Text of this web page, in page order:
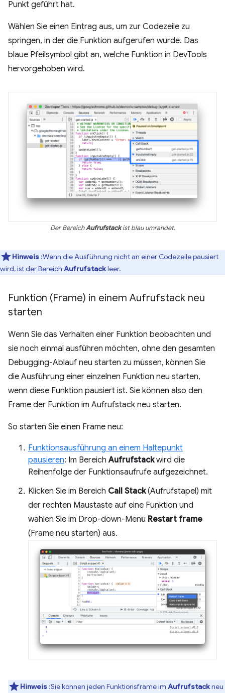
Punkt geführt hat.
Wählen Sie einen Eintrag aus, um zur Codezeile zu
springen, in der die Funktion aufgerufen wurde. Das
blaue Pfeilsymbol gibt an, welche Funktion in DevTools
hervorgehoben wird.
Der BereichAufrufstackist blau umrandet.
Hinweis :Wenn die Ausführung nicht an einer Codezeile pausiert
wird, ist der Bereich Aufrufstackleer.
Funktion (Frame) in einem Aufrufstack neu
starten
Wenn Sie das Verhalten einer Funktion beobachten und
sie noch einmal ausführen möchten, ohne den gesamten
Debugging-Ablauf neu starten zu müssen, können Sie
die Ausführung einer einzelnen Funktion neu starten,
wenn diese Funktion pausiert ist. Sie können also den
Frame der Funktion im Aufrufstack neu starten.
So starten Sie einen Frame neu:
Funktionsausführung an einem Haltepunkt
pausieren: Im BereichAufrufstackwird die
Reihenfolge der Funktionsaufrufe aufgezeichnet.
Klicken Sie im Bereich Call Stack(Aufrufstapel) mit
der rechten Maustaste auf eine Funktion und
wählen Sie im Drop-down-Menü Restart frame
(Frame neu starten) aus.
Hinweis :Sie können jeden Funktionsframe im Aufrufstackneu